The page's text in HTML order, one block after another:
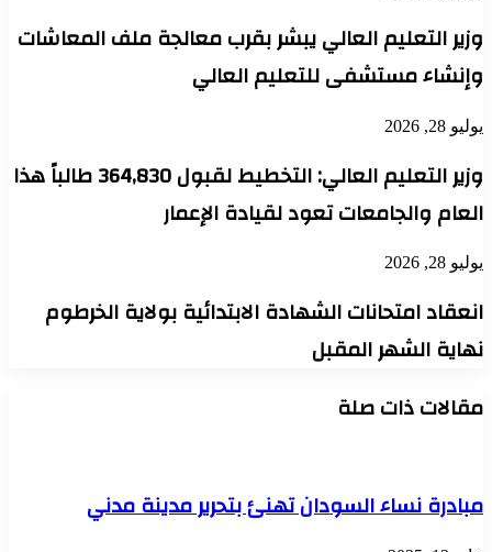
وزير التعليم العالي يبشر بقرب معالجة ملف المعاشات
وإنشاء مستشفى للتعليم العالي
يوليو 28, 2026
وزير التعليم العالي: التخطيط لقبول 364,830 طالباً هذا
العام والجامعات تعود لقيادة الإعمار
يوليو 28, 2026
انعقاد امتحانات الشهادة الابتدائية بولاية الخرطوم
نهاية الشهر المقبل
مقالات ذات صلة
مبادرة نساء السودان تهنئ بتحرير مدينة مدني